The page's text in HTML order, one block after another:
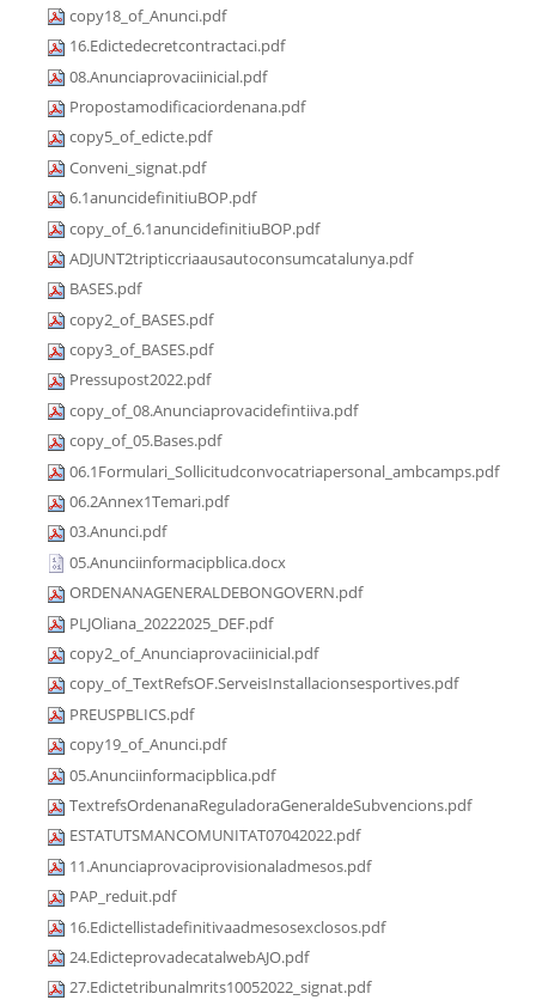
copy18_of_Anunci.pdf
16.Edictedecretcontractaci.pdf
08.Anunciaprovaciinicial.pdf
Propostamodificaciordenana.pdf
copy5_of_edicte.pdf
Conveni_signat.pdf
6.1anuncidefinitiuBOP.pdf
copy_of_6.1anuncidefinitiuBOP.pdf
ADJUNT2tripticcriaausautoconsumcatalunya.pdf
BASES.pdf
copy2_of_BASES.pdf
copy3_of_BASES.pdf
Pressupost2022.pdf
copy_of_08.Anunciaprovacidefintiiva.pdf
copy_of_05.Bases.pdf
06.1Formulari_Sollicitudconvocatriapersonal_ambcamps.pdf
06.2Annex1Temari.pdf
03.Anunci.pdf
05.Anunciinformacipblica.docx
ORDENANAGENERALDEBONGOVERN.pdf
PLJOliana_20222025_DEF.pdf
copy2_of_Anunciaprovaciinicial.pdf
copy_of_TextRefsOF.ServeisInstallacionsesportives.pdf
PREUSPBLICS.pdf
copy19_of_Anunci.pdf
05.Anunciinformacipblica.pdf
TextrefsOrdenanaReguladoraGeneraldeSubvencions.pdf
ESTATUTSMANCOMUNITAT07042022.pdf
11.Anunciaprovaciprovisionaladmesos.pdf
PAP_reduit.pdf
16.Edictellistadefinitivaadmesosexclosos.pdf
24.EdicteprovadecatalwebAJO.pdf
27.Edictetribunalmrits10052022_signat.pdf